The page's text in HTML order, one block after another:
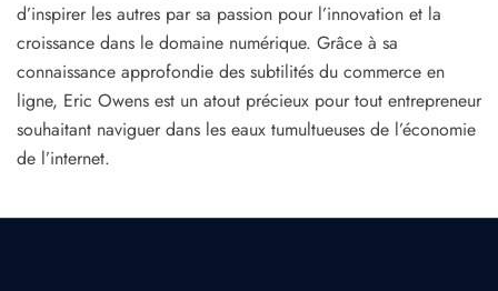
d’inspirer les autres par sa passion pour l’innovation et la
croissance dans le domaine numérique. Grâce à sa
connaissance approfondie des subtilités du commerce en
ligne, Eric Owens est un atout précieux pour tout entrepreneur
souhaitant naviguer dans les eaux tumultueuses de l’économie
de l’internet.